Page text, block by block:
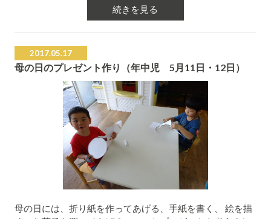
続きを見る
2017.05.17
母の日のプレゼント作り（年中児 5月11日・12日）
母の日には、折り紙を作ってあげる、手紙を書く、 絵を描